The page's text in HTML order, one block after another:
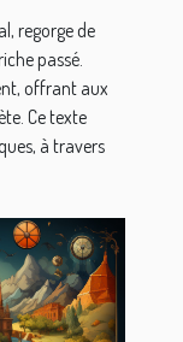
regorge de
passé.
offrant aux
Ce texte
à travers